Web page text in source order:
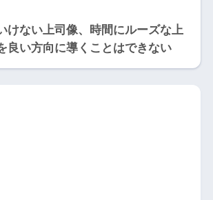
けない上司像、時間にルーズな上
良い方向に導くことはできない